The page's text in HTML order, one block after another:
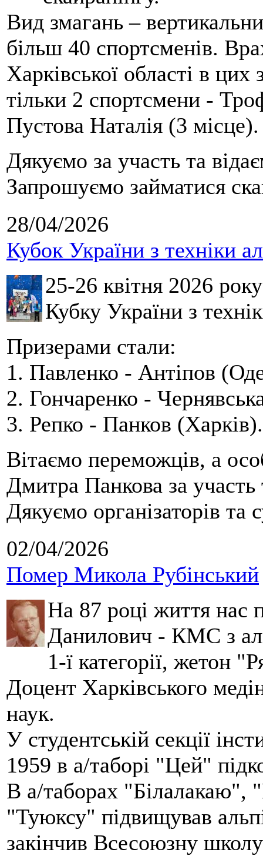
Вид змагань –
більш 40 спортсменів.
Харківської області в
тільки 2 спортсмени -
Пустова Наталія (3 місце).
Дякуємо за участь та
Запрошуємо займатися
28/04/2026
Кубок України з техніки
25-26 квітня 2026
Кубку України з
Призерами стали:
1. Павленко - Антіпов
2. Гончаренко -
3. Репко - Панков (Харків).
Вітаємо переможців, а
Дмитра Панкова за
Дякуємо організаторів та
02/04/2026
Помер Микола Рубінський
На 87 році життя нас
Данилович - КМС з
1-ї категорії, жетон
Доцент Харківського
наук.
У студентській секції
1959 в а/таборі "Цей"
В а/таборах "Білалакаю",
"Туюксу" підвищував
закінчив Всесоюзну